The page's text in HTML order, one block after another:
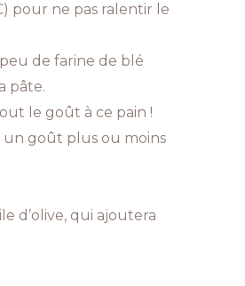
pour ne pas ralentir le
de farine de blé
pâte.
le goût à ce pain !
un goût plus ou moins
d’olive, qui ajoutera